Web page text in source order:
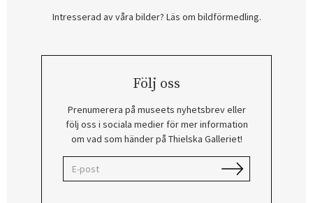
Intresserad av våra bilder? Läs om bildförmedling.
Följ oss
Prenumerera på museets nyhetsbrev eller
följ oss i sociala medier för mer information
om vad som händer på Thielska Galleriet!